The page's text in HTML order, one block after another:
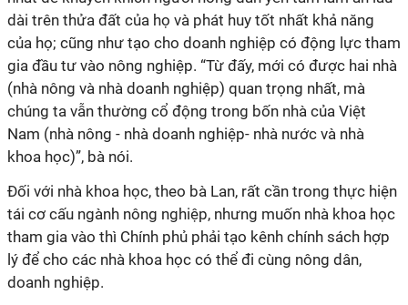
dài trên thửa đất của họ và phát huy tốt nhất khả năng
của họ; cũng như tạo cho doanh nghiệp có động lực tham
gia đầu tư vào nông nghiệp. “Từ đấy, mới có được hai nhà
(nhà nông và nhà doanh nghiệp) quan trọng nhất, mà
chúng ta vẫn thường cổ động trong bốn nhà của Việt
Nam (nhà nông - nhà doanh nghiệp- nhà nước và nhà
khoa học)”, bà nói.
Đối với nhà khoa học, theo bà Lan, rất cần trong thực hiện
tái cơ cấu ngành nông nghiệp, nhưng muốn nhà khoa học
tham gia vào thì Chính phủ phải tạo kênh chính sách hợp
lý để cho các nhà khoa học có thể đi cùng nông dân,
doanh nghiệp.